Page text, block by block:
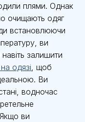
плями. Однак
очищають одяг
встановлюючи
ви
залишити
одязі, щоб
Ви
водночас
ви